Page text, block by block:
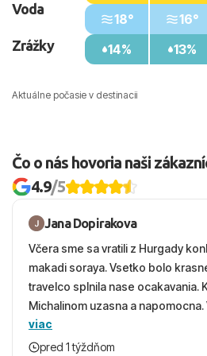
Aktuálne počasie v destinacii
Voda
Zrážky
18°
14%
16°
13%
Čo o nás hovoria naši
4.9/5
Jana Dopirakova
Včera sme sa vratili z Hurgady
makadi soraya. Vsetko bolo
travelco splnila nase ocakavania.
Michalinom uzasna a
vecernych hodinach zaco sa
krasny, cisty. Sluzby top. Strava,
viac
pred 1 týždňom